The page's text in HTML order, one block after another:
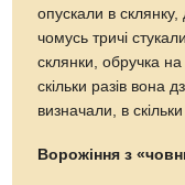
опускали в
чомусь тричі
склянки, обручка
скільки разів вона
визначали, в
Ворожіння з